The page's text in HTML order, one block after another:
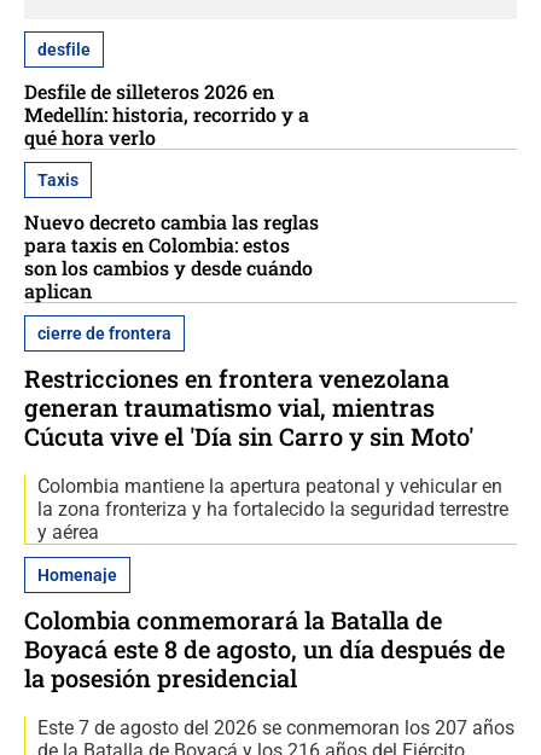
desfile
Desfile de silleteros 2026 en
Medellín: historia, recorrido y a
qué hora verlo
Taxis
Nuevo decreto cambia las reglas
para taxis en Colombia: estos
son los cambios y desde cuándo
aplican
cierre de frontera
Restricciones en frontera venezolana
generan traumatismo vial, mientras
Cúcuta vive el 'Día sin Carro y sin Moto'
Colombia mantiene la apertura peatonal y vehicular en
la zona fronteriza y ha fortalecido la seguridad terrestre
y aérea
Homenaje
Colombia conmemorará la Batalla de
Boyacá este 8 de agosto, un día después de
la posesión presidencial
Este 7 de agosto del 2026 se conmemoran los 207 años
de la Batalla de Boyacá y los 216 años del Ejército